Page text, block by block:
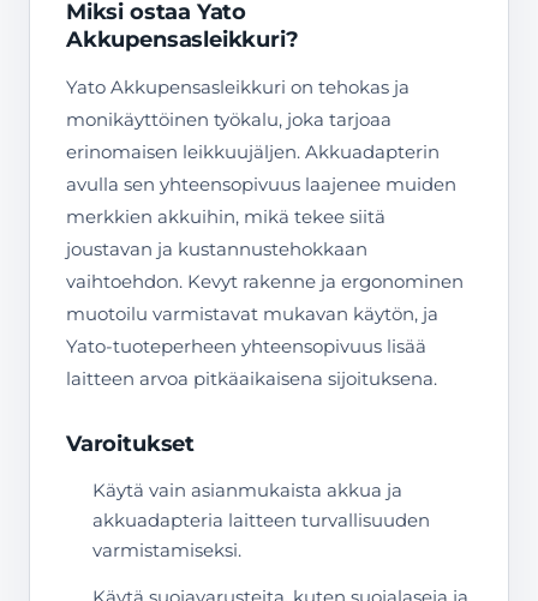
Miksi ostaa Yato
Akkupensasleikkuri?
Yato Akkupensasleikkuri on tehokas ja
monikäyttöinen työkalu, joka tarjoaa
erinomaisen leikkuujäljen. Akkuadapterin
avulla sen yhteensopivuus laajenee muiden
merkkien akkuihin, mikä tekee siitä
joustavan ja kustannustehokkaan
vaihtoehdon. Kevyt rakenne ja ergonominen
muotoilu varmistavat mukavan käytön, ja
Yato-tuoteperheen yhteensopivuus lisää
laitteen arvoa pitkäaikaisena sijoituksena.
Varoitukset
Käytä vain asianmukaista akkua ja
akkuadapteria laitteen turvallisuuden
varmistamiseksi.